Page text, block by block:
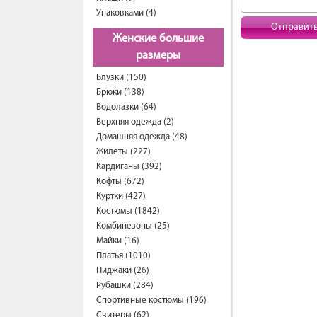
Упаковками (4)
Женские большие
размеры
Блузки (150)
Брюки (138)
Водолазки (64)
Верхняя одежда (2)
Домашняя одежда (48)
Жилеты (227)
Кардиганы (392)
Кофты (672)
Куртки (427)
Костюмы (1842)
Комбинезоны (25)
Майки (16)
Платья (1010)
Пиджаки (26)
Рубашки (284)
Спортивные костюмы (196)